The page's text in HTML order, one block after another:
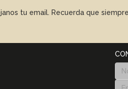
tu email. Recuerda que